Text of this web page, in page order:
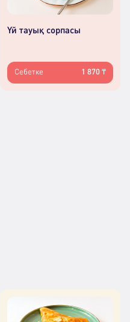
Үй тауық сорпасы
Себетке 1 870 ₸